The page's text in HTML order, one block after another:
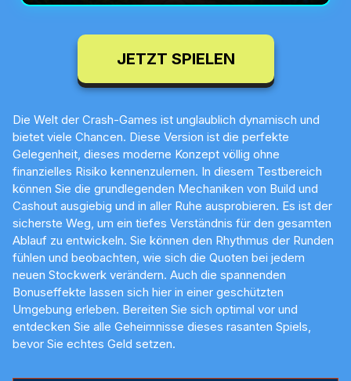
JETZT SPIELEN
Die Welt der Crash-Games ist unglaublich dynamisch und
bietet viele Chancen. Diese Version ist die perfekte
Gelegenheit, dieses moderne Konzept völlig ohne
finanzielles Risiko kennenzulernen. In diesem Testbereich
können Sie die grundlegenden Mechaniken von Build und
Cashout ausgiebig und in aller Ruhe ausprobieren. Es ist der
sicherste Weg, um ein tiefes Verständnis für den gesamten
Ablauf zu entwickeln. Sie können den Rhythmus der Runden
fühlen und beobachten, wie sich die Quoten bei jedem
neuen Stockwerk verändern. Auch die spannenden
Bonuseffekte lassen sich hier in einer geschützten
Umgebung erleben. Bereiten Sie sich optimal vor und
entdecken Sie alle Geheimnisse dieses rasanten Spiels,
bevor Sie echtes Geld setzen.